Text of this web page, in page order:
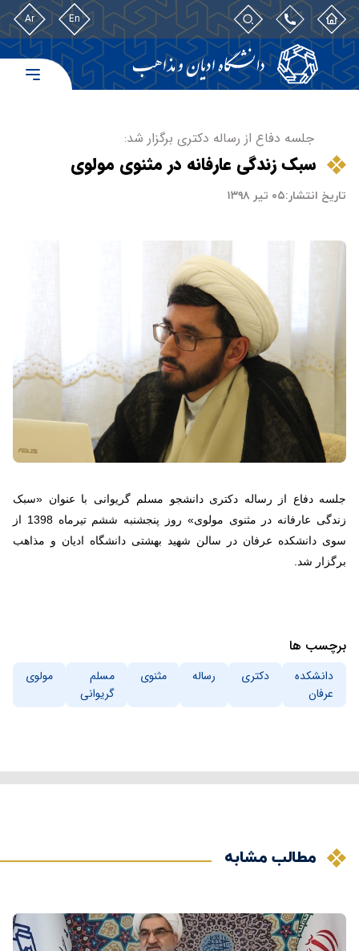
En
Ar
جلسه دفاع از رساله دکتری برگزار شد:
سبک زندگی عارفانه در مثنوی مولوی
تاریخ انتشار:۰۵ تیر ۱۳۹۸
جلسه دفاع از رساله دکتری دانشجو مسلم گریوانی با عنوان «سبک
زندگی عارفانه در مثنوی مولوی» روز پنجشنبه ششم تیرماه 1398 از
سوی دانشکده عرفان در سالن شهید بهشتی دانشگاه ادیان و مذاهب
برگزار شد.
برچسب ها
دانشکده
عرفان
دکتری رساله مثنوی
مسلم
گریوانی
مولوی
مطالب مشابه